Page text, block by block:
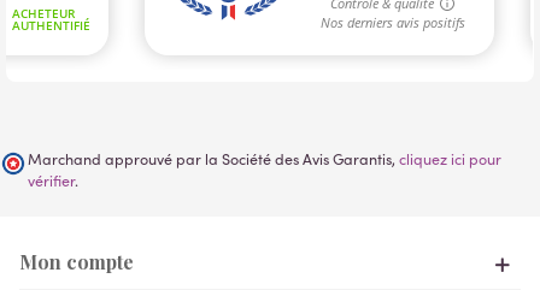
Marchand approuvé par la Société des Avis Garantis, cliquez ici pour
vérifier.
Mon compte